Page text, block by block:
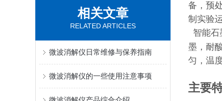
相关文章
RELATED ARTICLES
微波消解仪日常维修与保养指南
微波消解仪的一些使用注意事项
备，预
制实验
智能石
墨，耐
匀，温
主要